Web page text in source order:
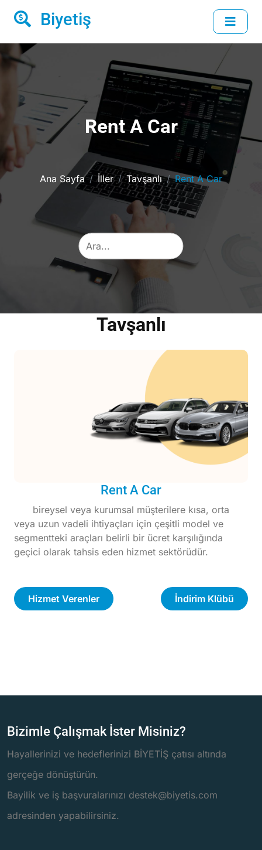
Biyetiş
Rent A Car
Ana Sayfa İller Tavşanlı Rent A Car
Tavşanlı
Rent A Car
bireysel veya kurumsal müşterilere kısa, orta
veya uzun vadeli ihtiyaçları için çeşitli model ve
segmentteki araçları belirli bir ücret karşılığında
geçici olarak tahsis eden hizmet sektörüdür.
Hizmet Verenler İndirim Klübü
Bizimle Çalışmak İster Misiniz?
Hayallerinizi ve hedeflerinizi BİYETİŞ çatısı altında
gerçeğe dönüştürün.
Bayilik ve iş başvuralarınızı destek@biyetis.com
adresinden yapabilirsiniz.